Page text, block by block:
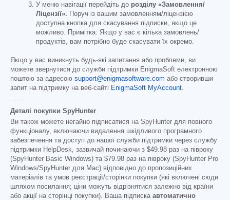
У меню навігації перейдіть до розділу «Замовлення/
Ліцензії». Поруч із вашим замовленням/ліцензією
доступна кнопка для скасування підписки, якщо це
можливо. Примітка: Якщо у вас є кілька замовлень/
продуктів, вам потрібно буде скасувати їх окремо.
Якщо у вас виникнуть будь-які запитання або проблеми, ви
можете звернутися до служби підтримки EnigmaSoft електронною
поштою за адресою support@enigmasoftware.com або створивши
запит на підтримку на веб-сайті EnigmaSoft MyAccount
------
Деталі покупки SpyHunter
Ви також можете негайно підписатися на SpyHunter для повного
функціоналу, включаючи видалення шкідливого програмного
забезпечення та доступ до нашої служби підтримки через службу
підтримки HelpDesk, зазвичай починаючи з $49.98 раз на півроку
(SpyHunter Basic Windows) та $79.98 раз на півроку (SpyHunter Pro
Windows/SpyHunter для Mac) відповідно до пропозиційних
матеріалів та умов реєстрації/сторінки покупки (які включені сюди
шляхом посилання; ціни можуть відрізнятися залежно від країни
або акції на сторінці покупки). Ваша підписка автоматично